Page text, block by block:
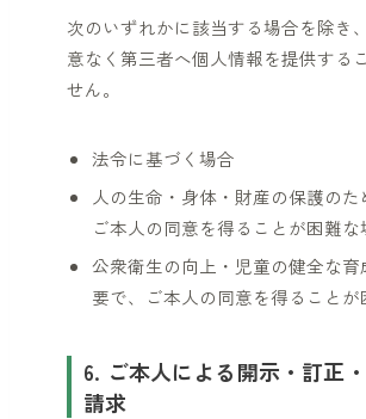
次のいずれかに該当する場合を除き
意なく第三者へ個人情報を提供する
せん。
法令に基づく場合
人の生命・身体・財産の保護のた
ご本人の同意を得ることが困難な
公衆衛生の向上・児童の健全な
要で、ご本人の同意を得ることが
6. ご本人による開示・訂正
請求